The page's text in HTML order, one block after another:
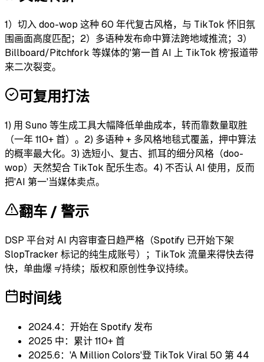
1）切入 doo-wop 这种 60 年代复古风格，与 TikTok 怀旧氛
围画面高度匹配；2）多语种发布命中算法跨地域推流；3）
Billboard/Pitchfork 等媒体的'第一首 AI 上 TikTok 榜'报道带
来二次裂变。
可复用打法
1) 用 Suno 等生成工具大幅降低单曲成本，转而靠数量取胜
（一年 110+ 首）。2) 多语种 + 多风格地毯式覆盖，押中算法
的概率最大化。3) 选短小、复古、抓耳的细分风格（doo-
wop）天然契合 TikTok 配乐生态。4) 不否认 AI 使用，反而
把'AI 第一'当媒体卖点。
翻车 / 警示
DSP 平台对 AI 内容审查日趋严格（Spotify 已开始下架
SlopTracker 标记的纯生成账号）；TikTok 流量来得快去得
快，单曲爆 ≠ 持续；版权和原创性争议持续。
时间线
2024.4：开始在 Spotify 发布
2025 中：累计 110+ 首
2025.6：'A Million Colors'登 TikTok Viral 50 第 44